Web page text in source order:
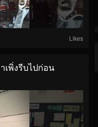
Likes
เพิ่งรีบไปก่อน